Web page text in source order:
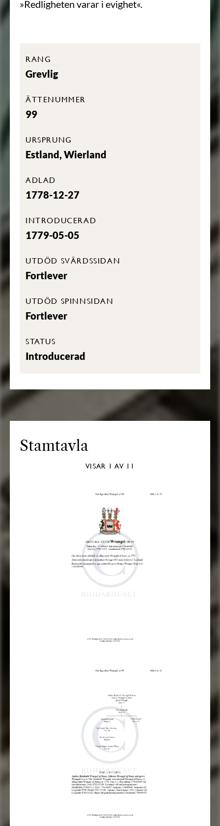
»Redligheten varar i evighet«.
RANG
Grevlig
ÄTTENUMMER
99
URSPRUNG
Estland, Wierland
ADLAD
1778-12-27
INTRODUCERAD
1779-05-05
UTDÖD SVÄRDSSIDAN
Fortlever
UTDÖD SPINNSIDAN
Fortlever
STATUS
Introducerad
Stamtavla
VISAR 1 AV 11